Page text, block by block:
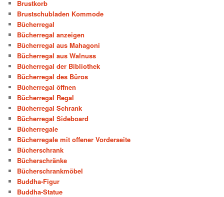
Brustkorb
Brustschubladen Kommode
Bücherregal
Bücherregal anzeigen
Bücherregal aus Mahagoni
Bücherregal aus Walnuss
Bücherregal der Bibliothek
Bücherregal des Büros
Bücherregal öffnen
Bücherregal Regal
Bücherregal Schrank
Bücherregal Sideboard
Bücherregale
Bücherregale mit offener Vorderseite
Bücherschrank
Bücherschränke
Bücherschrankmöbel
Buddha-Figur
Buddha-Statue